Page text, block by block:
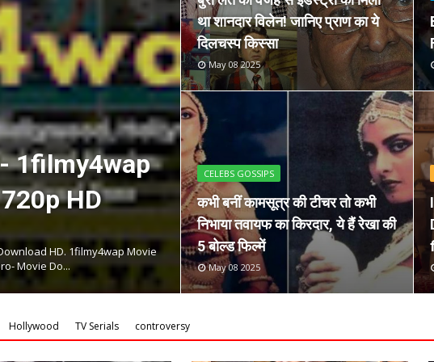
Hollywood
South, Hollywood
offic...
DOWNLOAD
Movierulz (2023) –
and Series HD
Jun 01 2025
Movierulz 2023 is an illegal torrent website that
and TV shows. Movierulz 2023 leaks pirated
था शानदार विलेन! जानिए प्राण का ये
दिलचस्प किस्सा
May 08 2025
CELEBS GOSSIPS
कभी बनीं कामसूत्र की टीचर तो कभी
निभाया तवायफ का किरदार, ये हैं रेखा की
5 बोल्ड फिल्में
May 08 2025
Hollywood TV Serials controversy
AutoDesk